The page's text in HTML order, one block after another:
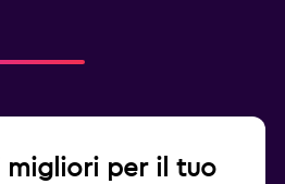
migliori per il tuo